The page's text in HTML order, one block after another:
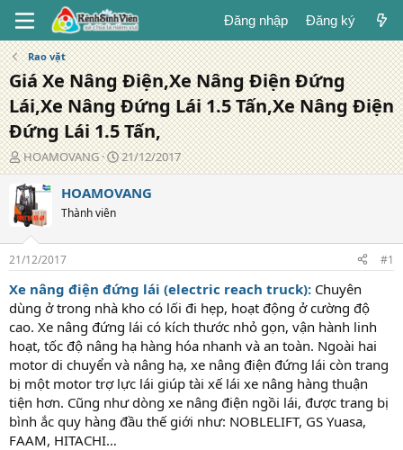
Đăng nhập Đăng ký
Rao vặt
Giá Xe Nâng Điện,Xe Nâng Điện Đứng
Lái,Xe Nâng Đứng Lái 1.5 Tấn,Xe Nâng Điện
Đứng Lái 1.5 Tấn,
T
á
c
g
i
ả
HOAMOVANG
N
g
à
g
21/12/2017
HOAMOVANG
Thành viên
21/12/2017 #1
Xe nâng điện đứng lái (electric reach truck): Chuyên
dùng ở trong nhà kho có lối đi hẹp, hoạt động ở cường độ
cao. Xe nâng đứng lái có kích thước nhỏ gọn, vận hành linh
hoạt, tốc độ nâng hạ hàng hóa nhanh và an toàn. Ngoài hai
motor di chuyển và nâng hạ, xe nâng điện đứng lái còn trang
bị một motor trợ lực lái giúp tài xế lái xe nâng hàng thuận
tiện hơn. Cũng như dòng xe nâng điện ngồi lái, được trang bị
bình ắc quy hàng đầu thế giới như: NOBLELIFT, GS Yuasa,
FAAM, HITACHI…